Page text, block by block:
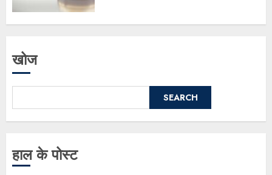
खोज
SEARCH
हाल के पोस्ट